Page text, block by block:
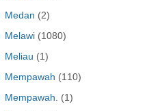
Medan (2)
Melawi (1080)
Meliau (1)
Mempawah (110)
Mempawah.
(1)